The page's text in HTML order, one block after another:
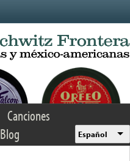
Canciones
Blog Español